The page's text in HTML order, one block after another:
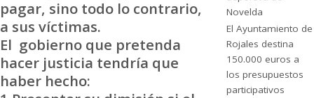
pagar, sino todo lo contrario,
a sus víctimas.
El gobierno que pretenda
hacer justicia tendría que
haber hecho:
Novelda
El Ayuntamiento de
Rojales destina
150.000 euros a
los presupuestos
participativos